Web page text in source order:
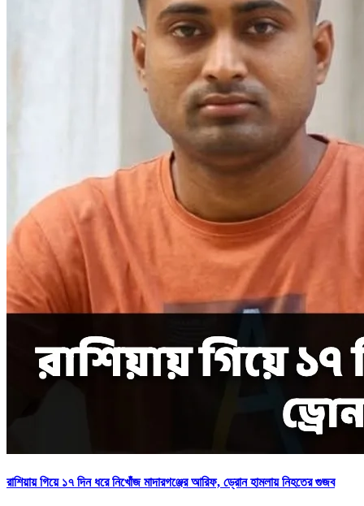
রাশিয়ায় গিয়ে ১৭ দিন ধরে নিখোঁজ মাদারগঞ্জের আরিফ, ড্রোন হামলায় নিহতের গুজব